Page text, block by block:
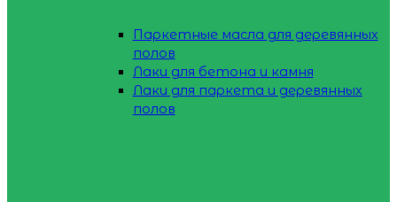
Паркетные масла для деревянных
полов
Лаки для бетона и камня
Лаки для паркета и деревянных
полов